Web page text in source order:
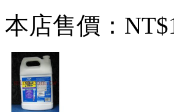
本店售價：